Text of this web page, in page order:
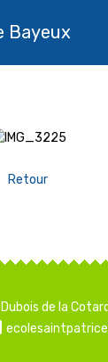
Bayeux
Retour
de la